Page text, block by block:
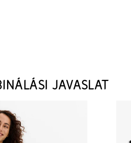
JAVASLAT